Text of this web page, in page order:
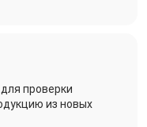
проверки
из новых